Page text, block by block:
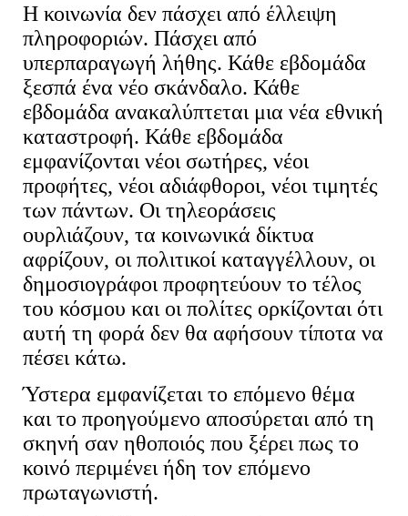
Η κοινωνία δεν πάσχει από έλλειψη
πληροφοριών. Πάσχει από
υπερπαραγωγή λήθης. Κάθε εβδομάδα
ξεσπά ένα νέο σκάνδαλο. Κάθε
εβδομάδα ανακαλύπτεται μια νέα εθνική
καταστροφή. Κάθε εβδομάδα
εμφανίζονται νέοι σωτήρες, νέοι
προφήτες, νέοι αδιάφθοροι, νέοι τιμητές
των πάντων. Οι τηλεοράσεις
ουρλιάζουν, τα κοινωνικά δίκτυα
αφρίζουν, οι πολιτικοί καταγγέλλουν, οι
δημοσιογράφοι προφητεύουν το τέλος
του κόσμου και οι πολίτες ορκίζονται ότι
αυτή τη φορά δεν θα αφήσουν τίποτα να
πέσει κάτω.
Ύστερα εμφανίζεται το επόμενο θέμα
και το προηγούμενο αποσύρεται από τη
σκηνή σαν ηθοποιός που ξέρει πως το
κοινό περιμένει ήδη τον επόμενο
πρωταγωνιστή.